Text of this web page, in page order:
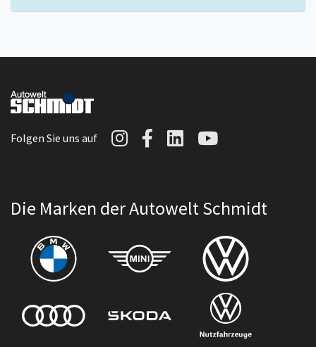
Folgen Sie uns auf Autowelt Schmidt auf
Autowelt Schmidt
AutoweltAutowelt
Die Marken der Autowelt Schmidt